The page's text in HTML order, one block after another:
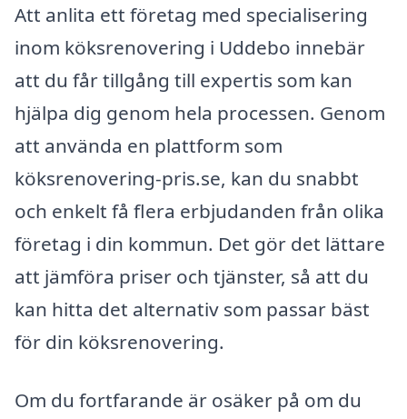
Att anlita ett företag med specialisering
inom köksrenovering i Uddebo innebär
att du får tillgång till expertis som kan
hjälpa dig genom hela processen. Genom
att använda en plattform som
köksrenovering-pris.se, kan du snabbt
och enkelt få flera erbjudanden från olika
företag i din kommun. Det gör det lättare
att jämföra priser och tjänster, så att du
kan hitta det alternativ som passar bäst
för din köksrenovering.
Om du fortfarande är osäker på om du